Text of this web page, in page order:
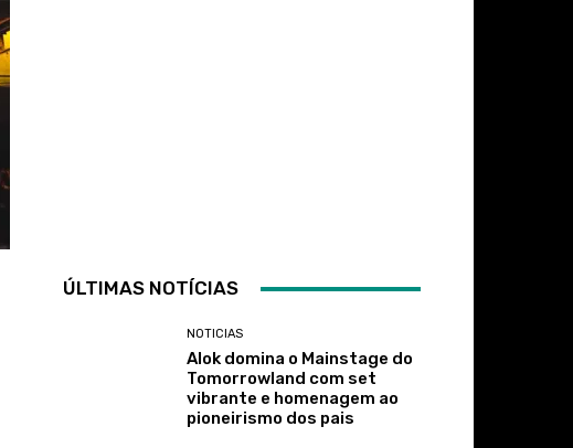
ÚLTIMAS NOTÍCIAS
NOTICIAS
Alok domina o Mainstage do
Tomorrowland com set
vibrante e homenagem ao
pioneirismo dos pais